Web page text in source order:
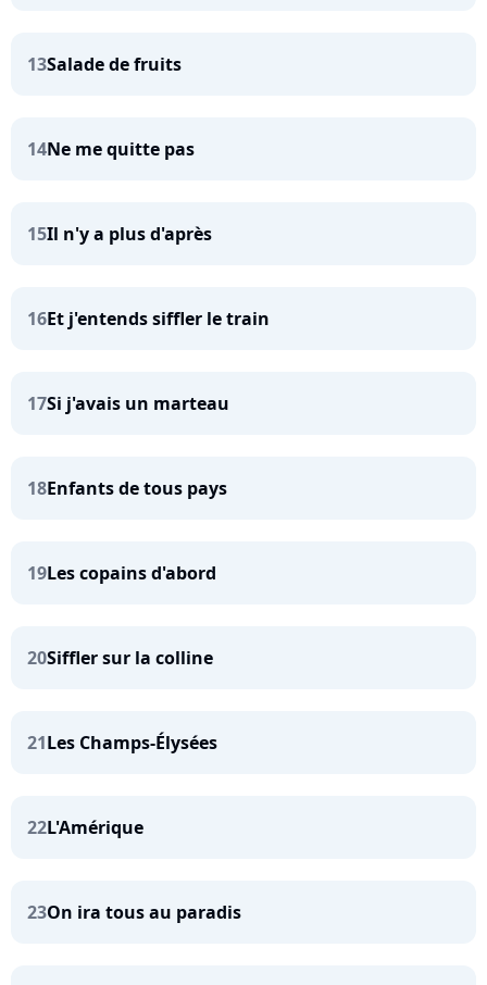
13Salade de fruits
14Ne me quitte pas
15Il n'y a plus d'après
16Et j'entends siffler le train
17Si j'avais un marteau
18Enfants de tous pays
19Les copains d'abord
20Siffler sur la colline
21Les Champs-Élysées
22L'Amérique
23On ira tous au paradis